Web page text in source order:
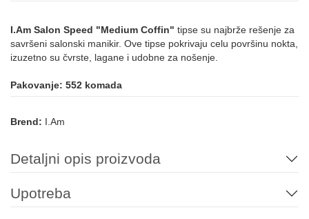
I.Am Salon Speed "Medium Coffin" tipse su najbrže rešenje za
savršeni salonski manikir. Ove tipse pokrivaju celu površinu nokta,
izuzetno su čvrste, lagane i udobne za nošenje.
Pakovanje: 552 komada
Brend: I.Am
Detaljni opis proizvoda
Upotreba